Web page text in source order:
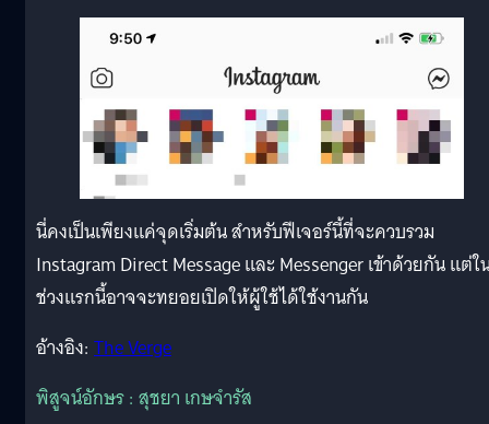
นี่คงเป็นเพียงแค่จุดเริ่มต้น สำหรับฟีเจอร์นี้ที่จะควบรวม
Instagram Direct Message และ Messenger เข้าด้วยกัน แต่ใ
ช่วงแรกนี้อาจจะทยอยเปิดให้ผู้ใช้ได้ใช้งานกัน
อ้างอิง: The Verge
พิสูจน์อักษร : สุชยา เกษจำรัส